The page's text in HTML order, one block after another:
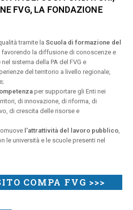
FVG, LA FONDAZIONE
tramite laScuola di formazione del
favorendo la diffusione di conoscenze e
sistema della PA del FVG e
del territorio a livello regionale,
per supportare gli Enti nei
di innovazione, di riforma, di
di crescita delle risorse e
l’attrattività del lavoro pubblico,
le università e le scuole presenti nel
COMPA FVG >>>